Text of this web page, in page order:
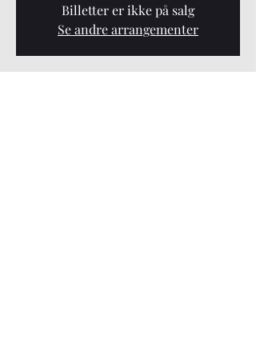
Billetter er ikke på salg
Se andre arrangementer